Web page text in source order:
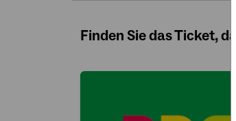
Finden Sie das Ticket,